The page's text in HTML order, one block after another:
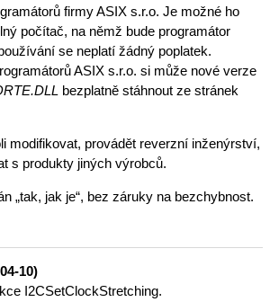
firmy ASIX s.r.o. Je možné ho
počítač, na němž bude programátor
se neplatí žádný poplatek.
ASIX s.r.o. si může nové verze
bezplatně stáhnout ze stránek
modifikovat, provádět reverzní inženýrství,
s produkty jiných výrobců.
„tak, jak je“, bez záruky na bezchybnost.
10)
I2CSetClockStretching.